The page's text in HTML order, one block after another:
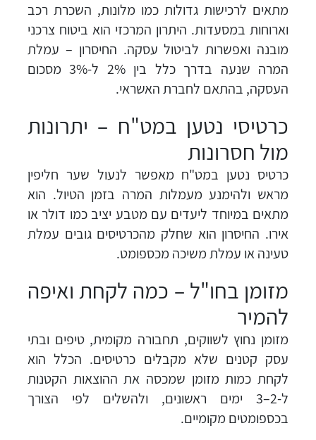
מתאים לרכישות גדולות כמו מלונות, השכרת רכב
וארוחות במסעדות. היתרון המרכזי הוא ביטוח צרכני
מובנה ואפשרות לביטול עסקה. החיסרון – עמלת
המרה שנעה בדרך כלל בין 2% ל-3% מסכום
העסקה, בהתאם לחברת האשראי.
כרטיסי נטען במט"ח – יתרונות
מול חסרונות
כרטיס נטען במט"ח מאפשר לנעול שער חליפין
מראש ולהימנע מעמלות המרה בזמן הטיול. הוא
מתאים במיוחד ליעדים עם מטבע יציב כמו דולר או
אירו. החיסרון הוא שחלק מהכרטיסים גובים עמלת
טעינה או עמלת משיכה מכספומט.
מזומן בחו"ל – כמה לקחת ואיפה
להמיר
מזומן נחוץ לשווקים, תחבורה מקומית, טיפים ובתי
עסק קטנים שלא מקבלים כרטיסים. הכלל הוא
לקחת כמות מזומן שמכסה את ההוצאות הקטנות
ל-2–3 ימים ראשונים, ולהשלים לפי הצורך
בכספומטים מקומיים.